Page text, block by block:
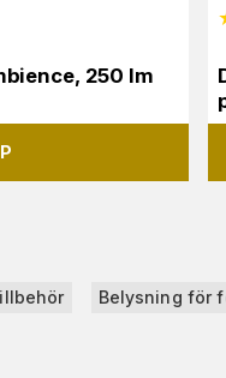
250 lm
Belysning för